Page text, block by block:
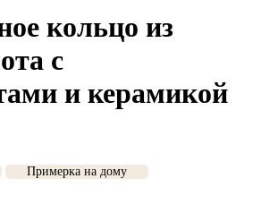
кольцо из
с
и керамикой
Примерка на дому